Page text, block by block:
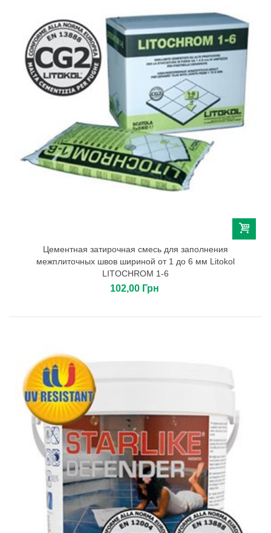
Цементная затирочная смесь для заполнения
межплиточных швов шириной от 1 до 6 мм Litokol
LITOCHROM 1-6
102,00 Грн